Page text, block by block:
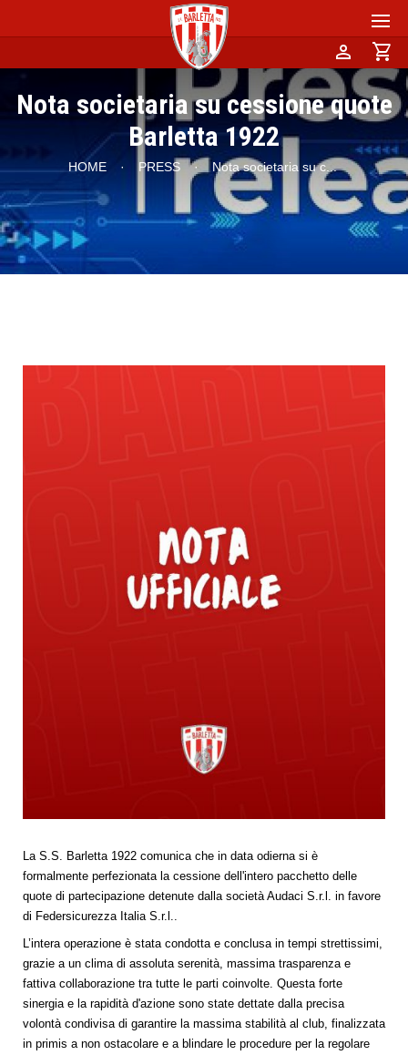
person shopping_cart
Nota societaria su cessione quote
Barletta 1922
HOME · PRESS · Nota societaria su c...
La S.S. Barletta 1922 comunica che in data odierna si è
formalmente perfezionata la cessione dell'intero pacchetto delle
quote di partecipazione detenute dalla società Audaci S.r.l. in favore
di Federsicurezza Italia S.r.l..
L’intera operazione è stata condotta e conclusa in tempi strettissimi,
grazie a un clima di assoluta serenità, massima trasparenza e
fattiva collaborazione tra tutte le parti coinvolte. Questa forte
sinergia e la rapidità d'azione sono state dettate dalla precisa
volontà condivisa di garantire la massima stabilità al club, finalizzata
in primis a non ostacolare e a blindare le procedure per la regolare